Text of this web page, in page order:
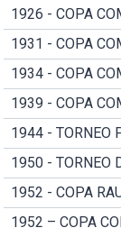
1926 - COPA
1931 - COPA
1934 - COPA
1939 - COPA
1944 - TORNEO
1950 - TORNEO
1952 - COPA
1952 – COPA